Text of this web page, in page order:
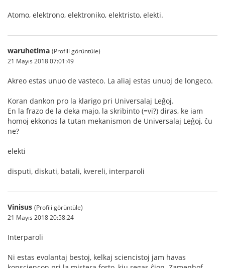
Atomo, elektrono, elektroniko, elektristo, elekti.
waruhetima (Profili görüntüle)
21 Mayıs 2018 07:01:49
Akreo estas unuo de vasteco. La aliaj estas unuoj de longeco.
Koran dankon pro la klarigo pri Universalaj Leĝoj.
En la frazo de la deka majo, la skribinto (=vi?) diras, ke iam
homoj ekkonos la tutan mekanismon de Universalaj Leĝoj, ĉu
ne?
elekti
disputi, diskuti, batali, kvereli, interparoli
Vinisus (Profili görüntüle)
21 Mayıs 2018 20:58:24
Interparoli
Ni estas evolantaj bestoj, kelkaj sciencistoj jam havas